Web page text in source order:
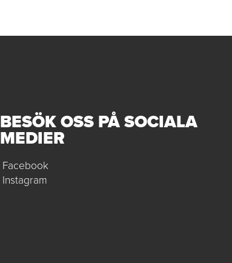
BESÖK OSS PÅ SOCIALA
MEDIER
Facebook
Instagram